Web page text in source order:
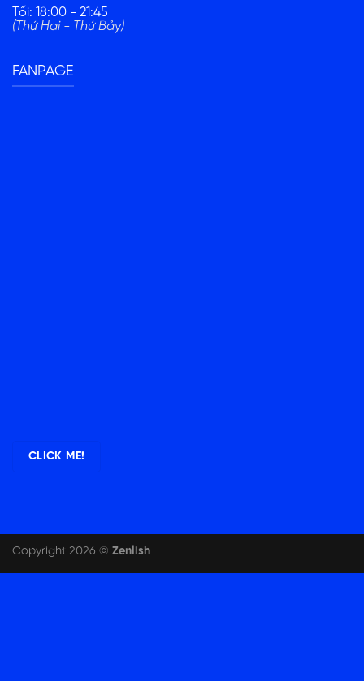
Tối: 18:00 - 21:45
(Thứ Hai - Thứ Bảy)
FANPAGE
CLICK ME!
Copyright 2026 © Zenlish